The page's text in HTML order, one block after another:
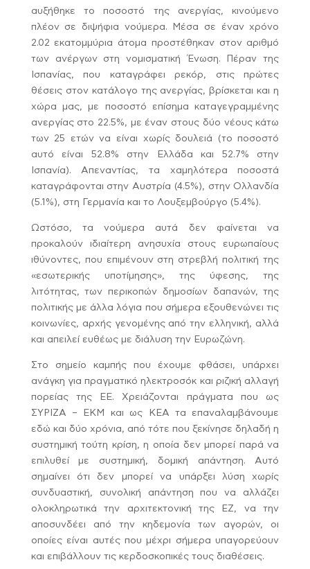
αυξήθηκε το ποσοστό της ανεργίας, κινούμενο
πλέον σε διψήφια νούμερα. Μέσα σε έναν χρόνο
2.02 εκατομμύρια άτομα προστέθηκαν στον αριθμό
των ανέργων στη νομισματική Ένωση. Πέραν της
Ισπανίας, που καταγράφει ρεκόρ, στις πρώτες
θέσεις στον κατάλογο της ανεργίας, βρίσκεται και η
χώρα μας, με ποσοστό επίσημα καταγεγραμμένης
ανεργίας στο 22.5%, με έναν στους δύο νέους κάτω
των 25 ετών να είναι χωρίς δουλειά (το ποσοστό
αυτό είναι 52.8% στην Ελλάδα και 52.7% στην
Ισπανία). Απεναντίας, τα χαμηλότερα ποσοστά
καταγράφονται στην Αυστρία (4.5%), στην Ολλανδία
(5.1%), στη Γερμανία και το Λουξεμβούργο (5.4%).
Ωστόσο, τα νούμερα αυτά δεν φαίνεται να
προκαλούν ιδιαίτερη ανησυχία στους ευρωπαίους
ιθύνοντες, που επιμένουν στη στρεβλή πολιτική της
«εσωτερικής υποτίμησης», της ύφεσης, της
λιτότητας, των περικοπών δημοσίων δαπανών, της
πολιτικής με άλλα λόγια που σήμερα εξουθενώνει τις
κοινωνίες, αρχής γενομένης από την ελληνική, αλλά
και απειλεί ευθέως με διάλυση την Ευρωζώνη.
Στο σημείο καμπής που έχουμε φθάσει, υπάρχει
ανάγκη για πραγματικό ηλεκτροσόκ και ριζική αλλαγή
πορείας της ΕΕ. Χρειάζονται πράγματα που ως
ΣΥΡΙΖΑ – ΕΚΜ και ως ΚΕΑ τα επαναλαμβάνουμε
εδώ και δύο χρόνια, από τότε που ξεκίνησε δηλαδή η
συστημική τούτη κρίση, η οποία δεν μπορεί παρά να
επιλυθεί με συστημική, δομική απάντηση. Αυτό
σημαίνει ότι δεν μπορεί να υπάρξει λύση χωρίς
συνδυαστική, συνολική απάντηση που να αλλάζει
ολοκληρωτικά την αρχιτεκτονική της ΕΖ, να την
αποσυνδέει από την κηδεμονία των αγορών, οι
οποίες είναι αυτές που μέχρι σήμερα υπαγορεύουν
και επιβάλλουν τις κερδοσκοπικές τους διαθέσεις.